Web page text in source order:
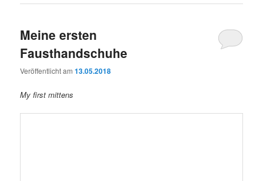
Meine ersten
Fausthandschuhe
Veröffentlicht am13.05.2018
My first mittens